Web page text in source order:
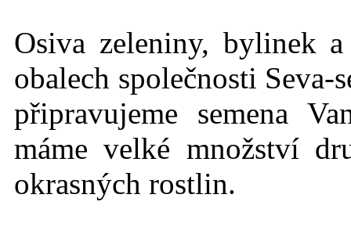
Osiva zeleniny, bylinek
obalech společnosti Seva-
připravujeme semena
máme velké množství
okrasných rostlin.